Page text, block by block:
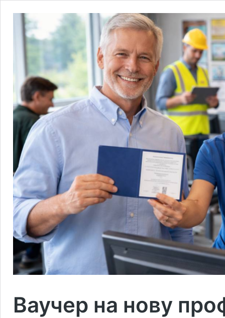
Ваучер на нову